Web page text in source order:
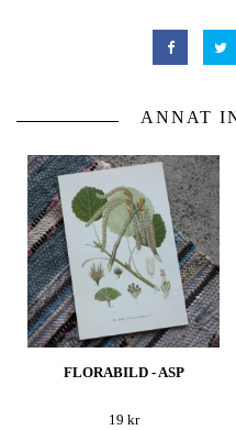
ANNAT
FLORABILD - ASP
19 kr